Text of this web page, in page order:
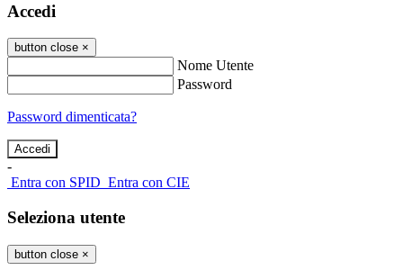
Accedi
button close ×
Nome Utente
Password
Password dimenticata?
-
Entra con SPID Entra con CIE
Seleziona utente
button close ×